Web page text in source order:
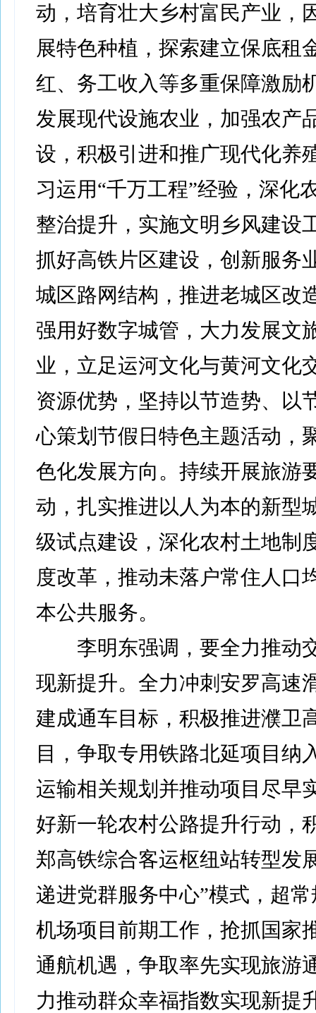
动，培育壮大乡村富民产业，
展特色种植，探索建立保底租
红、务工收入等多重保障激励
发展现代设施农业，加强农产
设，积极引进和推广现代化养
习运用“千万工程”经验，深化
整治提升，实施文明乡风建设
抓好高铁片区建设，创新服务
城区路网结构，推进老城区改
强用好数字城管，大力发展文
业，立足运河文化与黄河文化
资源优势，坚持以节造势、以
心策划节假日特色主题活动，
色化发展方向。持续开展旅游
动，扎实推进以人为本的新型
级试点建设，深化农村土地制
度改革，推动未落户常住人口
本公共服务。
李明东强调，要全力推动
现新提升。全力冲刺安罗高速
建成通车目标，积极推进濮卫
目，争取专用铁路北延项目纳
运输相关规划并推动项目尽早
好新一轮农村公路提升行动，
郑高铁综合客运枢纽站转型发
递进党群服务中心”模式，超
机场项目前期工作，抢抓国家
通航机遇，争取率先实现旅游
力推动群众幸福指数实现新提